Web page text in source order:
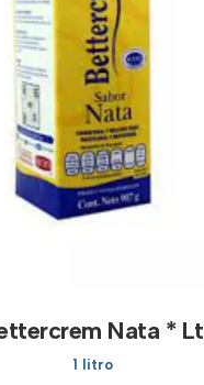
Nata * Lt
1 litro